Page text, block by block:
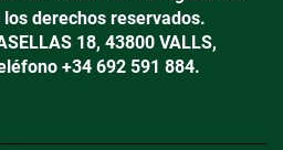
los derechos reservados.
18, 43800 VALLS,
+34 692 591 884.